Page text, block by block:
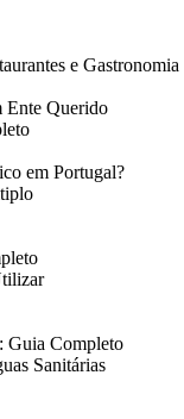
e Gastronomia
Ente Querido
em Portugal?
Guia Completo
Sanitárias